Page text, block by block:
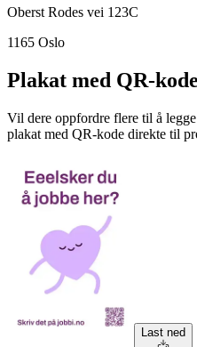
Oberst Rodes vei 123C
1165 Oslo
Plakat med QR-
Vil dere oppfordre flere til å
plakat med QR-kode direkte til
Last ned